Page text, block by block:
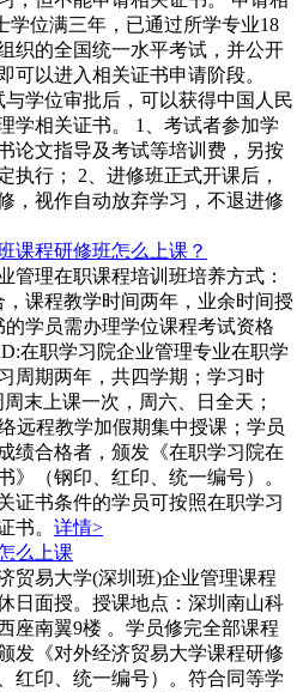
学位满三年，已通过所学专业18
织的全国统一水平考试，并公开
可以进入相关证书申请阶段。
学位审批后，可以获得中国人民
学相关证书。 1、考试者参加学
论文指导及考试等培训费，另按
执行； 2、进修班正式开课后，
，视作自动放弃学习，不退进修
课程研修班怎么上课？
管理在职课程培训班培养方式：
课程教学时间两年，业余时间授
学员需办理学位课程考试资格
在职学习院企业管理专业在职学
周期两年，共四学期；学习时
末上课一次，周六、日全天；
远程教学加假期集中授课；学员
绩合格者，颁发《在职学习院在
》（钢印、红印、统一编号）。
证书条件的学员可按照在职学习
书。 详情>
么上课
贸易大学(深圳班)企业管理课程
日面授。授课地点：深圳南山科
座南翼9楼 。学员修完全部课程
发《对外经济贸易大学课程研修
红印、统一编号）。符合同等学